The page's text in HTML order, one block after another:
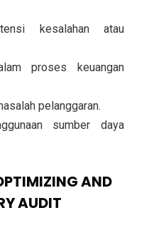
kesalahan atau
proses keuangan
pelanggaran.
sumber daya
AND
AUDIT